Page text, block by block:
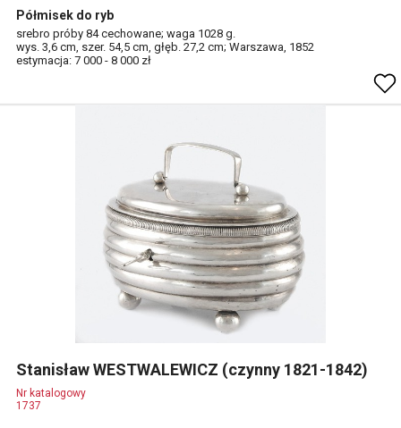
Półmisek do ryb
srebro próby 84 cechowane; waga 1028 g.
wys. 3,6 cm, szer. 54,5 cm, głęb. 27,2 cm; Warszawa, 1852
estymacja: 7 000 - 8 000 zł
Stanisław WESTWALEWICZ (czynny 1821-1842)
Nr katalogowy
1737